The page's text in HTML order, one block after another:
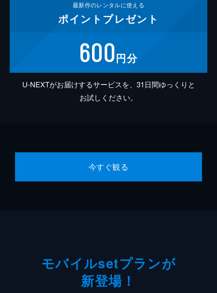
最新作のレンタルに使える
ポイント プレゼント
600円分
U-NEXTがお届けするサービスを、31日間ゆっくりと
お試しください。
今すぐ観る
モバイルsetプランが
新登場！